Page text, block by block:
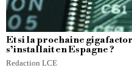
Et si la prochaine
s’installait en Espagne ?
Redaction LCE